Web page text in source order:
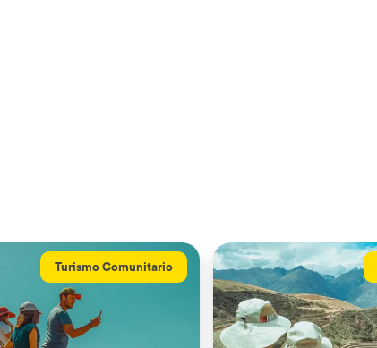
Turismo Comunitario